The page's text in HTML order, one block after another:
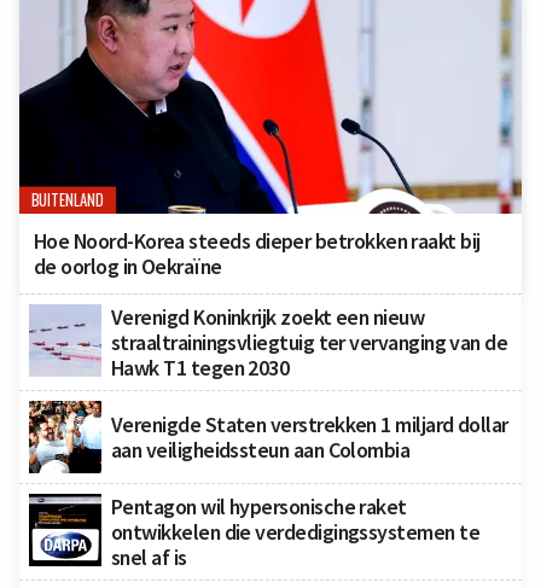
BUITENLAND
Hoe Noord-Korea steeds dieper betrokken raakt bij
de oorlog in Oekraïne
Verenigd Koninkrijk zoekt een nieuw
straaltrainingsvliegtuig ter vervanging van de
Hawk T1 tegen 2030
Verenigde Staten verstrekken 1 miljard dollar
aan veiligheidssteun aan Colombia
Pentagon wil hypersonische raket
ontwikkelen die verdedigingssystemen te
snel af is